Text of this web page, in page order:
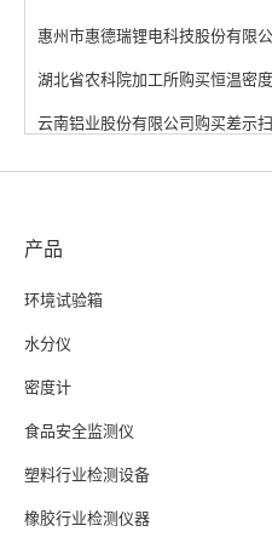
惠州市惠德瑞锂电科技股份有限
湖北省农科院加工所购买恒温密
云南铝业股份有限公司购买差示
产品
环境试验箱
水分仪
密度计
食品安全监测仪
塑料行业检测设备
橡胶行业检测仪器